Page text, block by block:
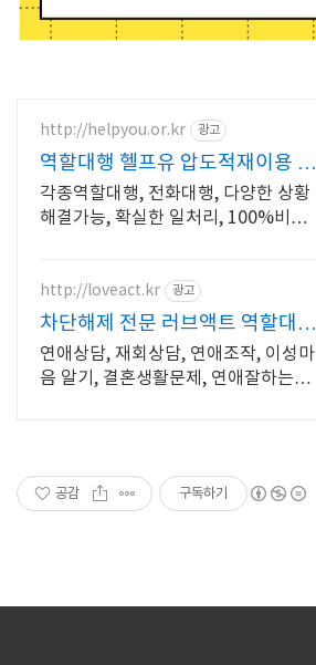
http://helpyou.or.kr 광고
역할대행 헬프유 압도적재이용 다
양하고 어려운 상황해결가능
각종역할대행, 전화대행, 다양한 상황
해결가능, 확실한 일처리, 100%비밀
이 가능합니다.
http://loveact.kr 광고
차단해제 전문 러브액트 역할대행
운영 실전경험 충분
연애상담, 재회상담, 연애조작, 이성마
음 알기, 결혼생활문제, 연애잘하는법
공감 구독하기